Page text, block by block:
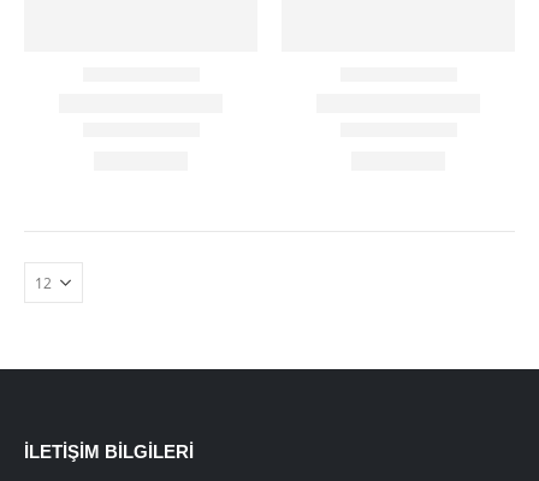
İLETIŞIM BILGILERI